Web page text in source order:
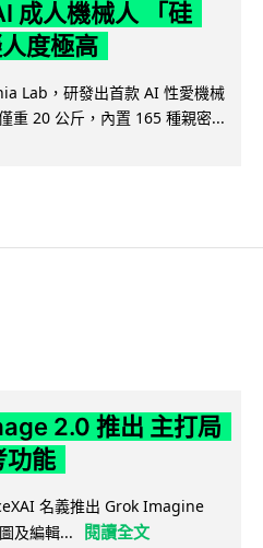
成人機械人 「硅
度極高
Lab，研發出首款 AI 性愛機械
重 20 公斤，內置 165 種親密...
2.0 推出 主打局
功能
名義推出 Grok Imagine
及編輯...
閱讀全文